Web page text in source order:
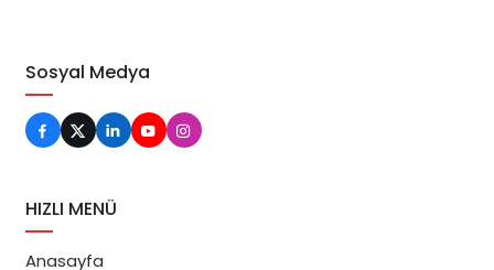
Sosyal Medya
HIZLI MENÜ
Anasayfa